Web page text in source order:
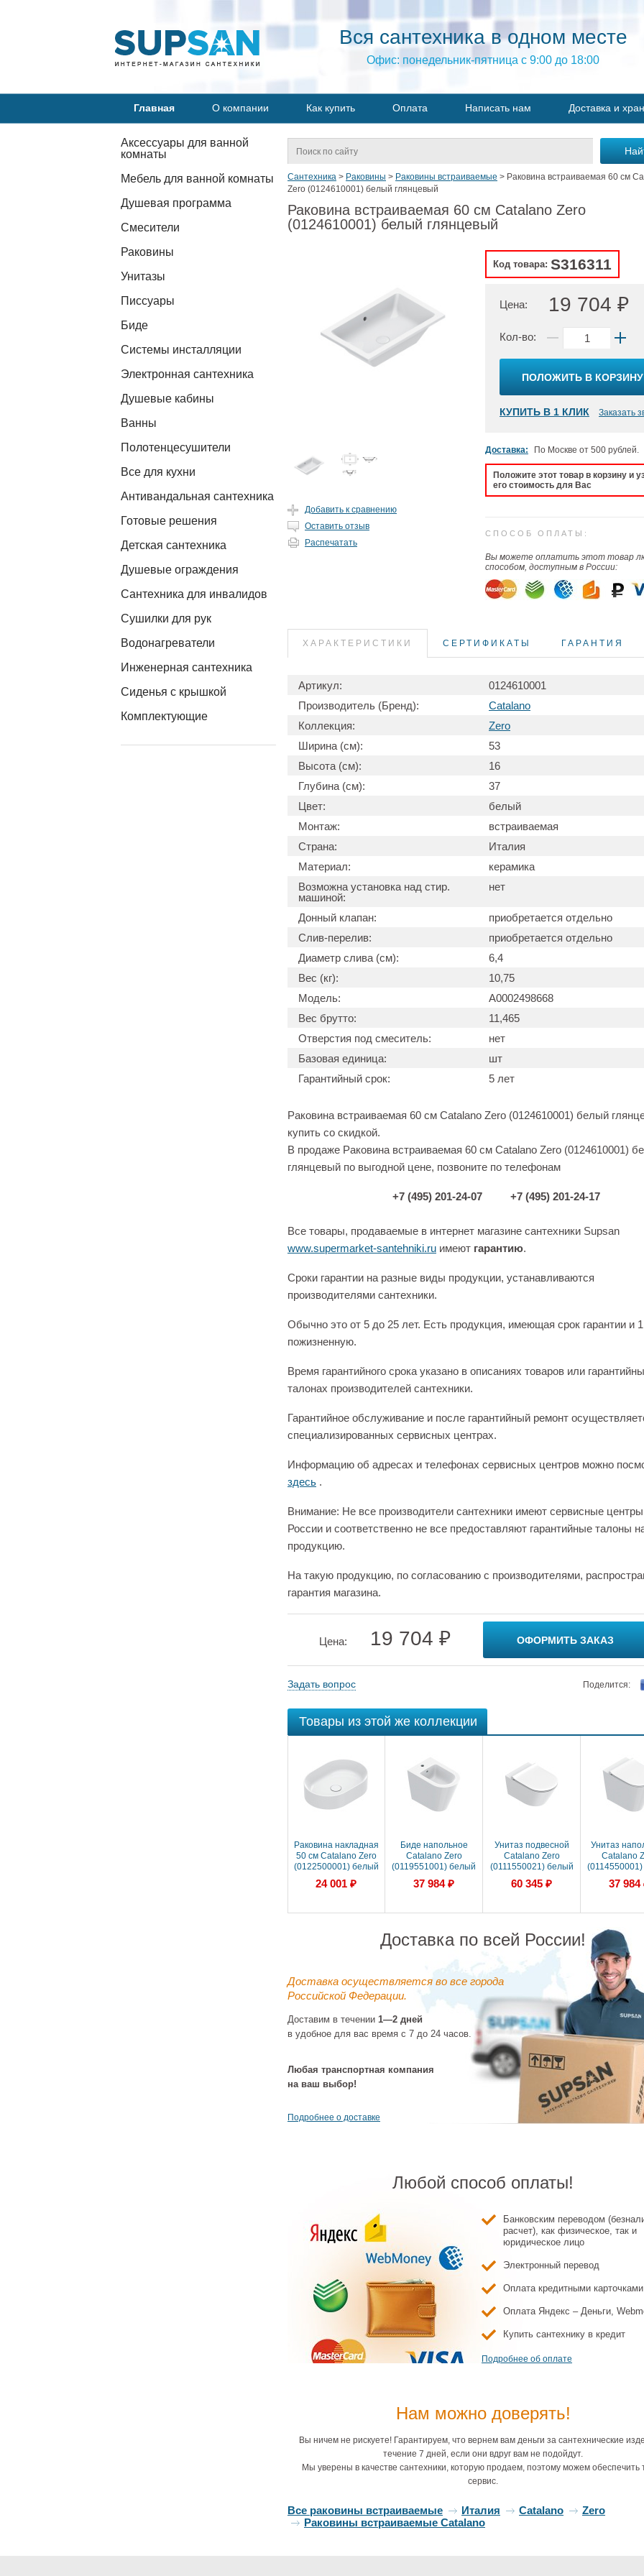
Вся сантехника в одном месте
Офис: понедельник-пятница с 9:00 до 18:00
Главная О компании Как купить Оплата Написать нам Доставка и
Аксессуары для ванной
комнаты
Мебель для ванной комнаты
Душевая программа
Смесители
Раковины
Унитазы
Писсуары
Биде
Системы инсталляции
Электронная сантехника
Душевые кабины
Ванны
Полотенцесушители
Все для кухни
Антивандальная сантехника
Готовые решения
Детская сантехника
Душевые ограждения
Сантехника для инвалидов
Сушилки для рук
Водонагреватели
Инженерная сантехника
Сиденья с крышкой
Комплектующие
Сантехника > Раковины > Раковины встраиваемые > Раковина встраиваемая 60 см
Zero (0124610001) белый глянцевый
Раковина встраиваемая 60 см Catalano Zero
(0124610001) белый глянцевый
Добавить к сравнению
Оставить отзыв
Распечатать
Код товара: S316311
Цена: 19 704 ₽
Кол-во:
ПОЛОЖИТЬ В КОРЗИНУ
КУПИТЬ В 1 КЛИК Заказать
Доставка: По Москве от 500 рублей.
Положите этот товар в корзину и
его стоимость для Вас
СПОСОБ ОПЛАТЫ:
Вы можете оплатить этот товар
способом, доступным в России:
ХАРАКТЕРИСТИКИ СЕРТИФИКАТЫ ГАРАНТИЯ
Артикул:
0124610001
Производитель (Бренд):
Catalano
Коллекция:
Zero
Ширина (см):
53
Высота (см):
16
Глубина (см):
37
Цвет:
белый
Монтаж:
встраиваемая
Страна:
Италия
Материал:
керамика
Возможна установка над стир.
машиной:
нет
Донный клапан:
приобретается отдельно
Слив-перелив:
приобретается отдельно
Диаметр слива (см):
6,4
Вес (кг):
10,75
Модель:
А0002498668
Вес брутто:
11,465
Отверстия под смеситель:
нет
Базовая единица:
шт
Гарантийный срок:
5 лет
Раковина встраиваемая 60 см Catalano Zero (0124610001) белый
купить со скидкой.
В продаже Раковина встраиваемая 60 см Catalano Zero (0124610001)
глянцевый по выгодной цене, позвоните по телефонам
+7 (495) 201-24-07 +7 (495) 201-24-17
Все товары, продаваемые в интернет магазине сантехники Supsan
www.supermarket-santehniki.ru имеют гарантию.
Сроки гарантии на разные виды продукции, устанавливаются
производителями сантехники.
Обычно это от 5 до 25 лет. Есть продукция, имеющая срок гарантии и 1
пожизненную.
Время гарантийного срока указано в описаниях товаров или
талонах производителей сантехники.
Гарантийное обслуживание и после гарантийный ремонт
специализированных сервисных центрах.
Информацию об адресах и телефонах сервисных центров можно
здесь .
Внимание: Не все производители сантехники имеют сервисные
России и соответственно не все предоставляют гарантийные талоны
продукцию.
На такую продукцию, по согласованию с производителями,
гарантия магазина.
Цена: 19 704 ₽ ОФОРМИТЬ ЗАКАЗ
Задать вопрос Поделится:
Товары из этой же коллекции
Раковина накладная
50 см Catalano Zero
(0122500001) белый
глянцевый
24 001 ₽
Биде напольное
Catalano Zero
(0119551001) белый
37 984 ₽
Унитаз подвесной
Catalano Zero
(0111550021) белый
матовый
60 345 ₽
Унитаз
Catalano
37 984
Раковина 40 см
глянцевый
21 552 ₽
Раковина 45 см
(0123450001) белый
глянцевый
23 789 ₽
Раковина
встраиваемая 80 см
Catalano Zero
(0124810001) белый
глянцевый
24 745 ₽
Раковина
60 см
26 267
Раковина накладная
70 см Catalano Zero
(0122700001) белый
(0118501001) белый
34 432 ₽
Унитаз подвесной
Catalano Zero
31 754 ₽
Унитаз
(0111550022) черный
(0111500001) белый
34 432 ₽
Биде подвесное
(0118551001) белый
Доставка по всей России!
Доставка осуществляется во все города
Российской Федерации.
Доставим в течении 1—2 дней
в удобное для вас время с 7 до 24 часов.
Любая транспортная компания
на ваш выбор!
Подробнее о доставке
Любой способ оплаты!
Банковским переводом
расчет), как физическое, так и
юридическое лицо
Электронный перевод
Оплата кредитными карточками
Оплата Яндекс – Деньги,
Купить сантехнику в кредит
Подробнее об оплате
Нам можно доверять!
Вы ничем не рискуете! Гарантируем, что вернем вам деньги за сантехнические
течение 7 дней, если они вдруг вам не подойдут.
Мы уверены в качестве сантехники, которую продаем, поэтому можем обеспечить
сервис.
Все раковины встраиваемые Италия Catalano
Zero
Раковины встраиваемые Catalano